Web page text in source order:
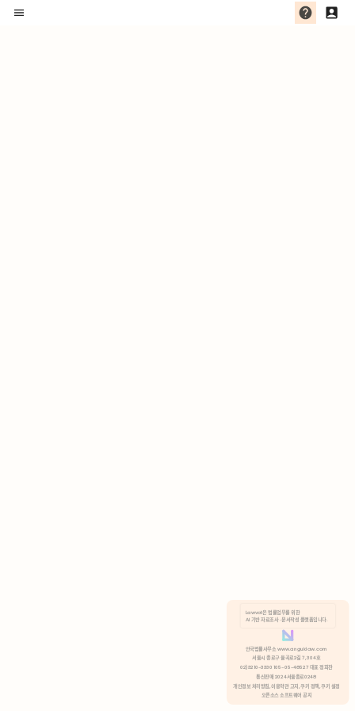
분석 쿠키 허용
Lawvot은 법률업무를 위한
AI 기반 자료조사 · 문서작성 플랫폼입니다.
안국법률사무소 www.anguklaw.com
서울시 종로구 율곡로2길 7, 304호
02)3210-3330 105-05-48527 대표 정희찬
통신판매 2024서울종로0248
개인정보 처리방침, 이용약관 고지, 쿠키 정책, 쿠키 설정
오픈소스 소프트웨어 공지